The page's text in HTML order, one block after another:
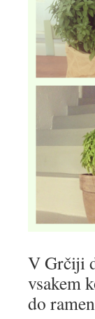
V Grčiji
vsakem
do